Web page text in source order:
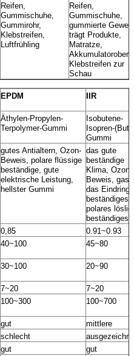
Reifen,
Gummischuhe,
Gummirohr,
Klebstreifen,
Luftfrühling
Reifen,
Gummischuhe,
gummierte
trägt Produkte,
Matratze,
Klebstreifen zur
Schau
EPDM IIR
Äthylen-Propylen-
Terpolymer-Gummi
Isobutene-
Isopren-
Gummi
gutes Antialtern, Ozon-
Beweis, polare flüssige
beständige, gute
elektrische Leistung,
hellster Gummi
das gute
beständige
Klima, Ozon-
Beweis,
das
beständiges,
polares
beständiges
0,85
0.91~0.93
40~100 45~80
30~100 20~90
7~20
7~20
100~300 100~700
gut
mittlere
schlecht
gut
gut